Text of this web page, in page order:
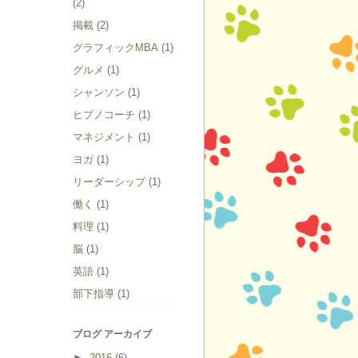
(2)
掲載 (2)
グラフィックMBA (1)
グルメ (1)
シャンソン (1)
ヒプノコーチ (1)
マネジメント (1)
ヨガ (1)
リーダーシップ (1)
働く (1)
料理 (1)
脳 (1)
英語 (1)
部下指導 (1)
ブログ アーカイブ